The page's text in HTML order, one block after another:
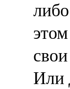
либо
Или